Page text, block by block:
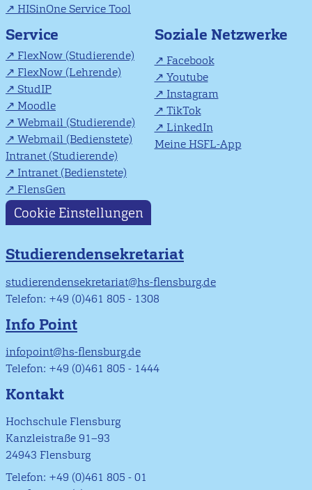
HISinOne Service Tool
Service
FlexNow (Studierende)
FlexNow (Lehrende)
StudIP
Moodle
Webmail (Studierende)
Webmail (Bedienstete)
Intranet (Studierende)
Intranet (Bedienstete)
FlensGen
Soziale Netzwerke
Facebook
Youtube
Instagram
TikTok
LinkedIn
Meine HSFL-App
Cookie Einstellungen
Studierendensekretariat
studierendensekretariat@hs-flensburg.de
Telefon: +49 (0)461 805 - 1308
Info Point
infopoint@hs-flensburg.de
Telefon: +49 (0)461 805 - 1444
Kontakt
Hochschule Flensburg
Kanzleistraße 91–93
24943 Flensburg
Telefon: +49 (0)461 805 - 01